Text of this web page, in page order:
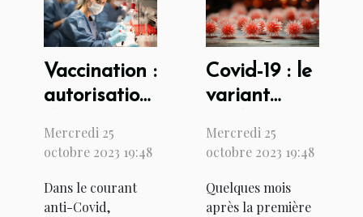
Vaccination :
autorisation
Johnson &
France
Mercredi 25
octobre 2023 19:48
Dans le courant
anti-Covid,
Covid-19 : le
variant
il létal ?
Mercredi 25
octobre 2023 19:48
Quelques mois
après la première